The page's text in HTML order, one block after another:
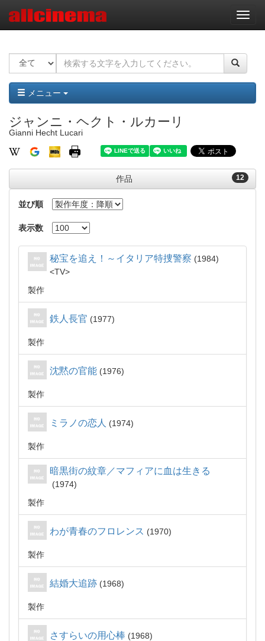
ナ
ビ
ー
ョ
ン
メニュー
ジャンニ・ヘクト・ルカーリ
Gianni Hecht Lucari
12
作品
並び順
表示数
秘宝を追え！～イタリア特捜警察
1984
TV
製作
鉄人長官 1977
製作
沈黙の官能 1976
製作
ミラノの恋人 1974
製作
暗黒街の紋章／マフィアに血は生きる
1974
製作
わが青春のフロレンス 1970
製作
結婚大追跡 1968
製作
さすらいの用心棒 1968